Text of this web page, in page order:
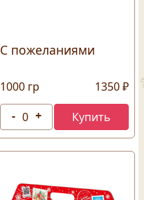
С пожеланиями
1000 гр 1350 ₽